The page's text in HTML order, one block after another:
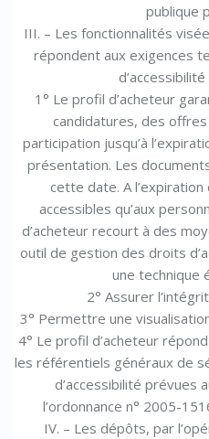
publique
III. – Les fonctionnalités
répondent aux exigences
1° Le profil d’acheteur
candidatures, des
participation jusqu’à
présentation. Les
cette date. A
accessibles qu’aux
d’acheteur recourt à des
outil de gestion des droits
une technique
2° Assurer
3° Permettre une
4° Le profil d’acheteur
les référentiels généraux de
d’accessibilité prévues
l’ordonnance n° 2005-
IV. – Les dépôts, par